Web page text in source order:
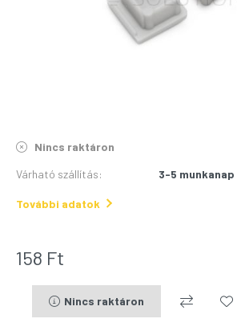
Nincs raktáron
Várható szállítás: 3-5 munkanap
További adatok
158 Ft
Nincs raktáron